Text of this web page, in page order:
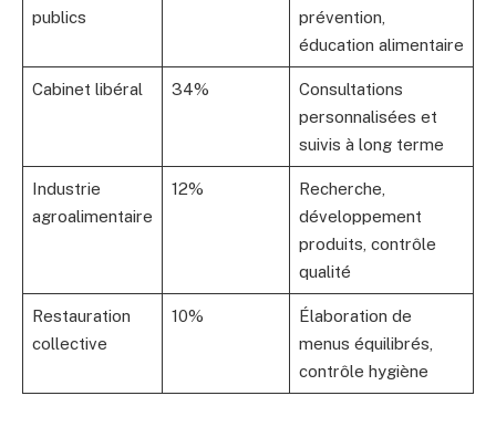
publics
prévention,
éducation alimentaire
Cabinet libéral 34%
Consultations
personnalisées et
suivis à long terme
Industrie
agroalimentaire
12%
Recherche,
développement
produits, contrôle
qualité
Restauration
collective
10%
Élaboration de
menus équilibrés,
contrôle hygiène